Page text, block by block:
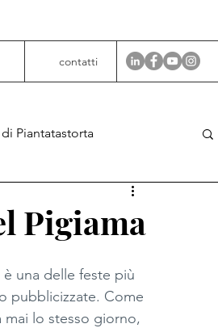
contatti
Piantatastorta
Pigiama
una delle feste più
pubblicizzate. Come
mai lo stesso giorno,